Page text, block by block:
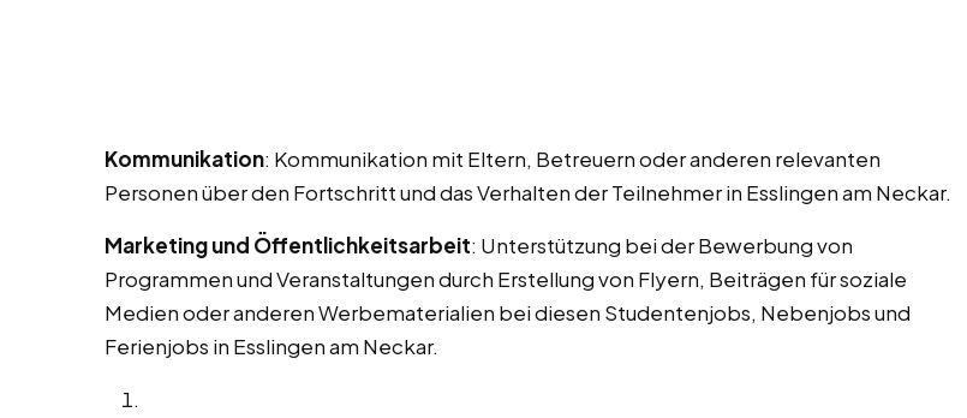
Kommunikation: Kommunikation mit Eltern, Betreuern oder anderen relevanten
Personen über den Fortschritt und das Verhalten der Teilnehmer in Esslingen am Neckar.
Marketing und Öffentlichkeitsarbeit: Unterstützung bei der Bewerbung von
Programmen und Veranstaltungen durch Erstellung von Flyern, Beiträgen für soziale
Medien oder anderen Werbematerialien bei diesen Studentenjobs, Nebenjobs und
Ferienjobs in Esslingen am Neckar.